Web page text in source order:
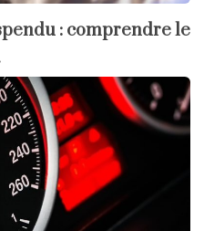
: comprendre le